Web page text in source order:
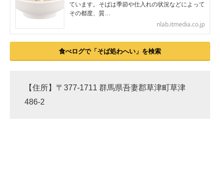
ています。そばは季節や仕入れの状況などによって
その都度、質…
nlab.itmedia.co.jp
食べログで「そば処わへい」を検索
【住所】〒377-1711 群馬県吾妻郡草津町草津
486-2